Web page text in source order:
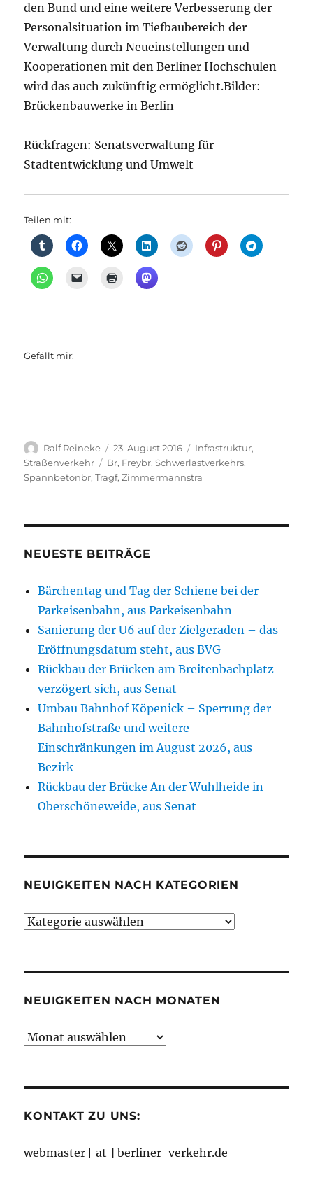
den Bund und eine weitere Verbesserung der
Personalsituation im Tiefbaubereich der
Verwaltung durch Neueinstellungen und
Kooperationen mit den Berliner Hochschulen
wird das auch zukünftig ermöglicht.Bilder:
Brückenbauwerke in Berlin
Rückfragen: Senatsverwaltung für
Stadtentwicklung und Umwelt
Teilen mit:
Gefällt mir:
Autor
Ralf Reineke
Veröffentlicht
am
23. August 2016 Kategorien
Infrastruktur,
Straßenverkehr
Schlagwörter
Br, Freybr,Schwerlastverkehrs,
Spannbetonbr,Tragf,Zimmermannstra
NEUESTE BEITRÄGE
Bärchentag und Tag der Schiene bei der
Parkeisenbahn, aus Parkeisenbahn
Sanierung der U6 auf der Zielgeraden – das
Eröffnungsdatum steht, aus BVG
Rückbau der Brücken am Breitenbachplatz
verzögert sich, aus Senat
Umbau Bahnhof Köpenick – Sperrung der
Bahnhofstraße und weitere
Einschränkungen im August 2026, aus
Bezirk
Rückbau der Brücke An der Wuhlheide in
Oberschöneweide, aus Senat
NEUIGKEITEN NACH KATEGORIEN
Neuigkeiten
NEUIGKEITEN NACH MONATEN
Neuigkeiten
KONTAKT ZU UNS:
webmaster [ at ] berliner-verkehr.de